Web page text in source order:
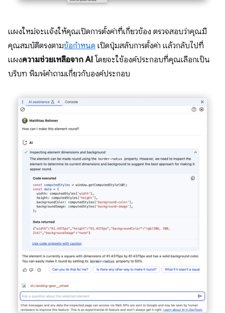
แผงใหม่จะแจ้งให้คุณเปิดการตั้งค่าที่เกี่ยวข้อง ตรวจสอบว่าคุณมี
คุณสมบัติตรงตามข้อกำหนด เปิดปุ่มสลับการตั้งค่า แล้วกลับไปที่
แผงความช่วยเหลือจาก AI โดยจะใช้องค์ประกอบที่คุณเลือกเป็น
บริบท พิมพ์คำถามเกี่ยวกับองค์ประกอบ